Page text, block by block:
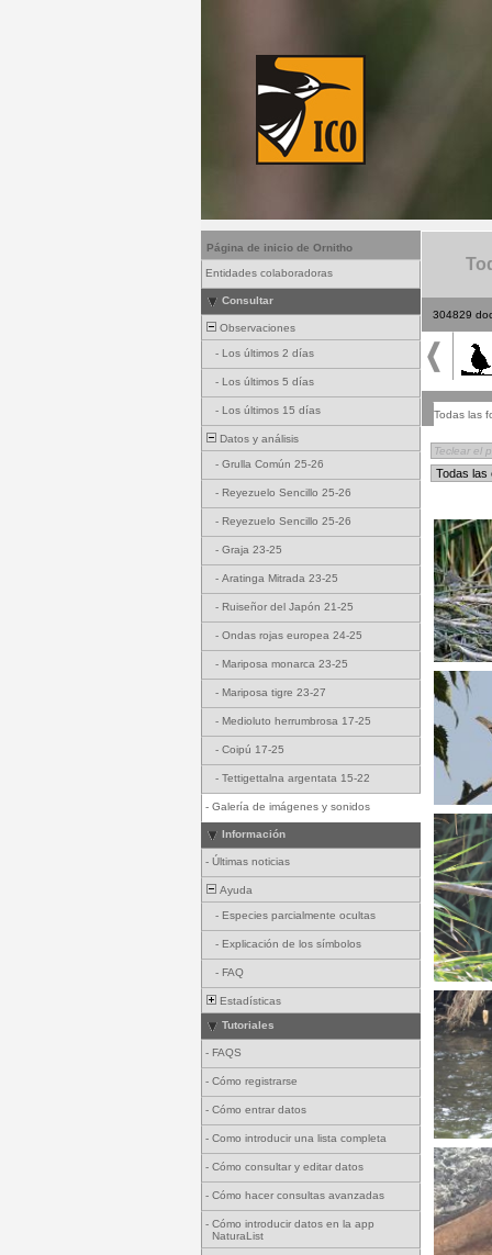
Página de inicio de Ornitho
Entidades colaboradoras
Consultar
Observaciones
- Los últimos 2 días
- Los últimos 5 días
- Los últimos 15 días
Datos y análisis
- Grulla Común 25-26
- Reyezuelo Sencillo 25-26
- Reyezuelo Sencillo 25-26
- Graja 23-25
- Aratinga Mitrada 23-25
- Ruiseñor del Japón 21-25
- Ondas rojas europea 24-25
- Mariposa monarca 23-25
- Mariposa tigre 23-27
- Medioluto herrumbrosa 17-25
- Coipú 17-25
- Tettigettalna argentata 15-22
- Galería de imágenes y sonidos
Información
- Últimas noticias
Ayuda
- Especies parcialmente ocultas
- Explicación de los símbolos
- FAQ
Estadísticas
Tutoriales
- FAQS
- Cómo registrarse
- Cómo entrar datos
- Como introducir una lista completa
- Cómo consultar y editar datos
- Cómo hacer consultas avanzadas
- Cómo introducir datos en la app
NaturaList
304829
Todas las